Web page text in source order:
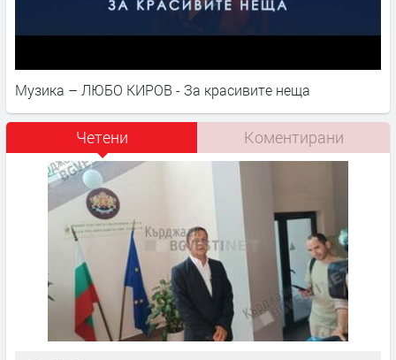
Музика – ЛЮБО КИРОВ - За красивите неща
Четени Коментирани